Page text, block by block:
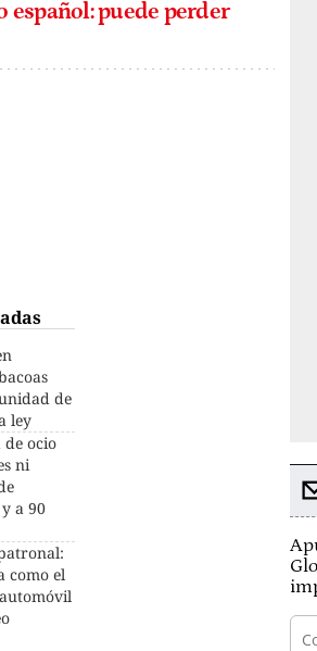
español: puede perder
de
ley
de ocio
ni
a 90
como el